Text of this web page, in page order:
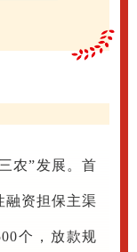
农”发展。首
融资担保主渠
个，放款规